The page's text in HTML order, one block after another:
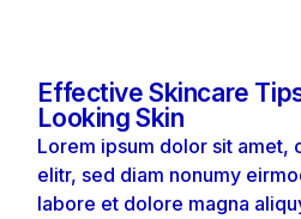
Effective Skincare
Looking Skin
Lorem ipsum dolor sit amet,
elitr, sed diam nonumy
labore et dolore magna